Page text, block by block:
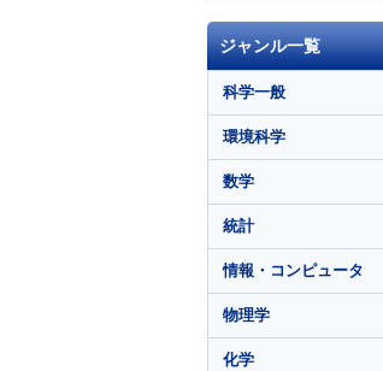
ジャンル一覧
科学一般
環境科学
数学
統計
情報・コンピュータ
物理学
化学